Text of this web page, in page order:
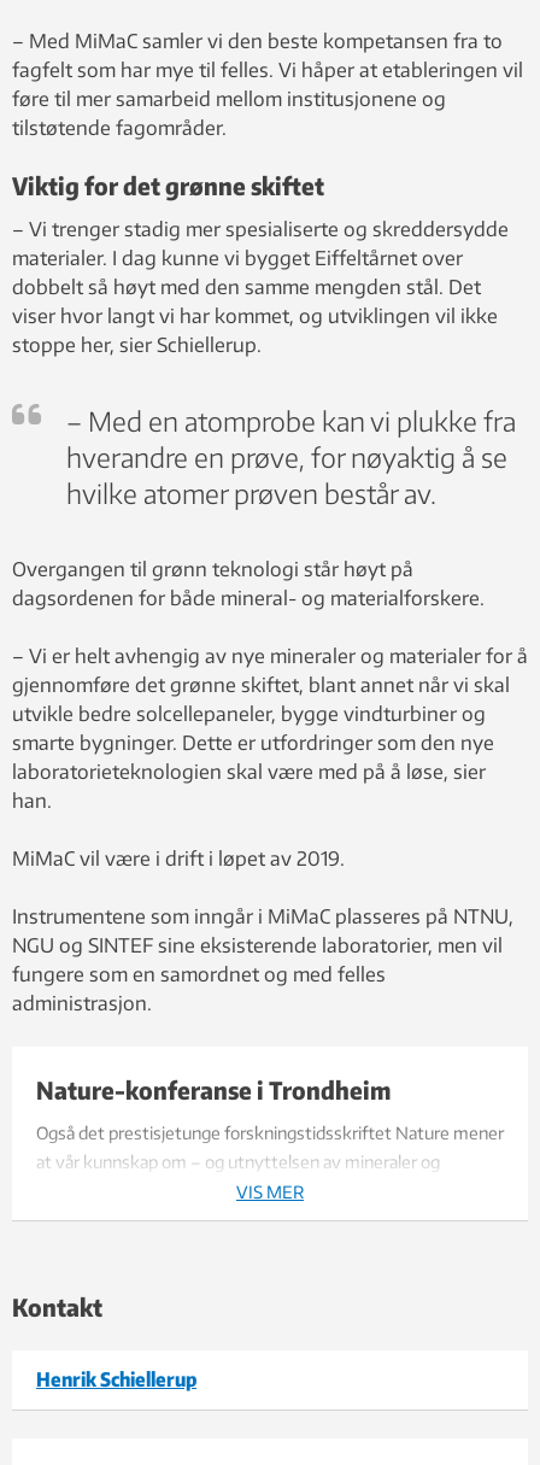
– Med MiMaC samler vi den beste kompetansen fra to
fagfelt som har mye til felles. Vi håper at etableringen vil
føre til mer samarbeid mellom institusjonene og
tilstøtende fagområder.
Viktig for det grønne skiftet
– Vi trenger stadig mer spesialiserte og skreddersydde
materialer. I dag kunne vi bygget Eiffeltårnet over
dobbelt så høyt med den samme mengden stål. Det
viser hvor langt vi har kommet, og utviklingen vil ikke
stoppe her, sier Schiellerup.
– Med en atomprobe kan vi plukke fra
hverandre en prøve, for nøyaktig å se
hvilke atomer prøven består av.
Overgangen til grønn teknologi står høyt på
dagsordenen for både mineral- og materialforskere.
– Vi er helt avhengig av nye mineraler og materialer for å
gjennomføre det grønne skiftet, blant annet når vi skal
utvikle bedre solcellepaneler, bygge vindturbiner og
smarte bygninger. Dette er utfordringer som den nye
laboratorieteknologien skal være med på å løse, sier
han.
MiMaC vil være i drift i løpet av 2019.
Instrumentene som inngår i MiMaC plasseres på NTNU,
NGU og SINTEF sine eksisterende laboratorier, men vil
fungere som en samordnet og med felles
administrasjon.
Nature-konferanse i Trondheim
Også det prestisjetunge forskningstidsskriftet Nature mener
at vår kunnskap om – og utnyttelsen av mineraler og
materialer har stor betydning for fremtiden.
Future" i Trondheim 11.-13. september 2018. Her vil også det
Les mer om Nature-konferansen her
VIS MER
Kontakt
Henrik Schiellerup